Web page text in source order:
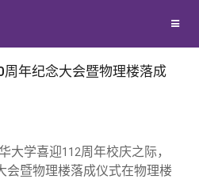
络
友工作
闻
校友通讯》
年纪念大会暨物理楼落成
大学喜迎112周年校庆之际，
会暨物理楼落成仪式在物理楼